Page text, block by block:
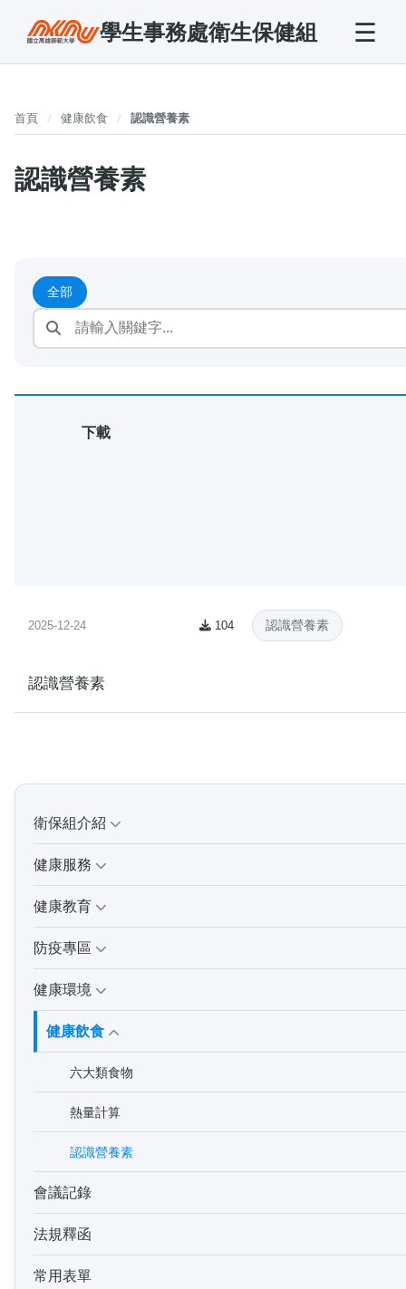
學生事務處衛生保健組 ☰
衛保組介紹
健康服務
健康教育
防疫專區
健康環境
健康飲食
六大類食物
熱量計算
認識營養素
會議記錄
法規釋函
常用表單
首頁 健康飲食 認識營養素
認識營養素
全部
下載
認識營養素
認識營養素
104
2025-12-24